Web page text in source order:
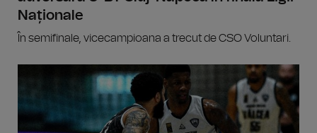
Naționale
În semifinale, vicecampioana a trecut de CSO Voluntari.